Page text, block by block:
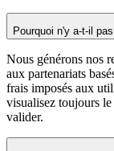
Pourquoi n'y a-t-il
Nous générons nos
aux partenariats
frais imposés aux
visualisez toujours
valider.